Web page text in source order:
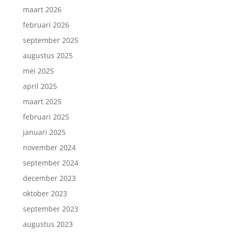
maart 2026
februari 2026
september 2025
augustus 2025
mei 2025
april 2025
maart 2025
februari 2025
januari 2025
november 2024
september 2024
december 2023
oktober 2023
september 2023
augustus 2023